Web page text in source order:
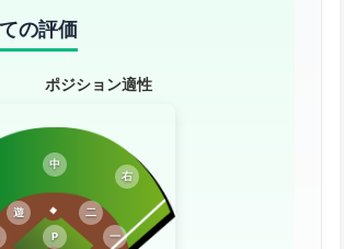
の評価
ポジション適性
P 一
二
遊
中
右